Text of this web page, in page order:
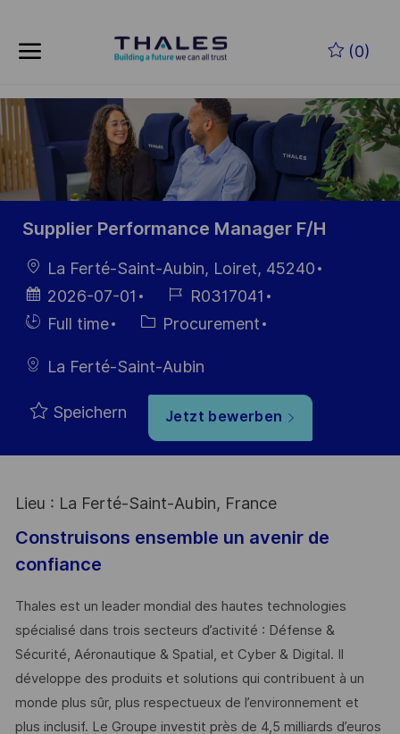
(0)
-
Supplier Performance Manager F/H
Ort
La Ferté-Saint-Aubin, Loiret, 45240
Datum der
Veröffentlichung
2026-07-01
Job-
ID
R0317041
Einstellunngstyp
Full time Kategorie
Procurement
La Ferté-Saint-Aubin
Speichern Jetzt bewerben
Lieu : La Ferté-Saint-Aubin, France
Construisons ensemble un avenir de
confiance
Thales est un leader mondial des hautes technologies
spécialisé dans trois secteurs d’activité : Défense &
Sécurité, Aéronautique & Spatial, et Cyber & Digital. Il
développe des produits et solutions qui contribuent à un
monde plus sûr, plus respectueux de l’environnement et
plus inclusif. Le Groupe investit près de 4,5 milliards d’euros